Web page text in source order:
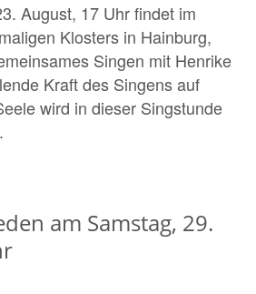
August, 17 Uhr findet im
Klosters in Hainburg,
Singen mit Henrike
Kraft des Singens auf
wird in dieser Singstunde
am Samstag, 29.